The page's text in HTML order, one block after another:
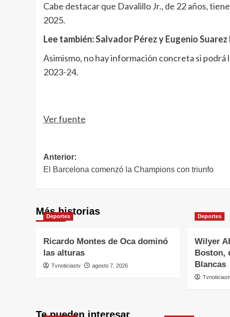
Cabe destacar que Davalillo Jr., de 22 años,
2025.
Lee también:Salvador Pérez y Eugenio
Asimismo, no hay información concreta si podrá
2023-24.
Ver fuente
Navegación
de
Anterior:
El Barcelona comenzó la Champions con triunfo
Más historias
Deportes
Ricardo Montes de Oca dominó
las alturas
Tvnoticiastv agosto 7, 2026
Deportes
Wilyer
Boston,
Blancas
Te pueden interesar